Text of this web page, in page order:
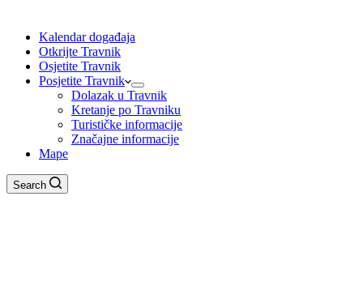
Kalendar događaja
Otkrijte Travnik
Osjetite Travnik
Posjetite Travnik
Dolazak u Travnik
Kretanje po Travniku
Turističke informacije
Značajne informacije
Mape
Search